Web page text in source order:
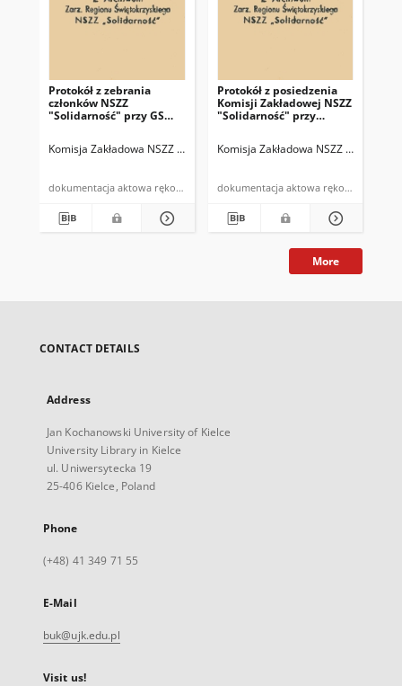
Protokół z zebrania
członków NSZZ
"Solidarność" przy GS
Komisja Zakładowa NSZZ "Solidarność" przy Spółdzielni "Samopomoc
dokumentacja aktowa rękopis
Protokół z posiedzenia
Komisji Zakładowej NSZZ
"Solidarność" przy
w Bodzentynie odbytego
Komisja Zakładowa NSZZ
dokumentacja aktowa rękopis
More
CONTACT DETAILS
Address
Jan Kochanowski University of Kielce
University Library in Kielce
ul. Uniwersytecka 19
25-406 Kielce, Poland
Phone
(+48) 41 349 71 55
E-Mail
buk@ujk.edu.pl
Visit us!